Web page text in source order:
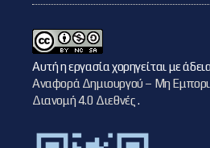
Αυτή η εργασία χορηγείται με
Αναφορά Δημιουργού – Μη
Διανομή 4.0 Διεθνές.